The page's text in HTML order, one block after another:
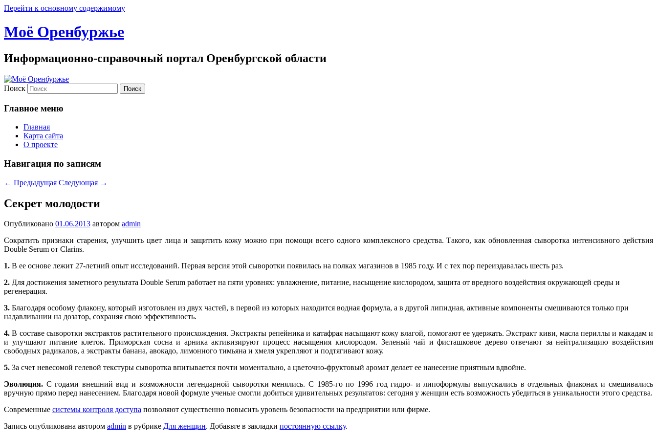
Перейти к основному содержимому
Моё Оренбуржье
Информационно-справочный портал Оренбургской области
Поиск
Главное меню
Главная
Карта сайта
О проекте
Навигация по записям
← Предыдущая Следующая →
Секрет молодости
Опубликовано 01.06.2013 автором admin
Сократить признаки старения, улучшить цвет лица и защитить кожу можно при помощи всего одного комплексного средства. Такого, как обновленная сыворотка интенсивного действия
Double Serum от Clarins.
1. В ее основе лежит 27-летний опыт исследований. Первая версия этой сыворотки появилась на полках магазинов в 1985 году. И с тех пор переиздавалась шесть раз.
2. Для достижения заметного результата Double Serum работает на пяти уровнях: увлажнение, питание, насыщение кислородом, защита от вредного воздействия окружающей среды и
регенерация.
3. Благодаря особому флакону, который изготовлен из двух частей, в первой из которых находится водная формула, а в другой липидная, активные компоненты смешиваются только при
надавливании на дозатор, сохраняя свою эффективность.
4. В составе сыворотки экстрактов растительного происхождения. Экстракты репейника и катафрая насыщают кожу влагой, помогают ее удержать. Экстракт киви, масла периллы и макадам и
и улучшают питание клеток. Приморская сосна и арника активизируют процесс насыщения кислородом. Зеленый чай и фисташковое дерево отвечают за нейтрализацию воздействия
свободных радикалов, а экстракты банана, авокадо, лимонного тимьяна и хмеля укрепляют и подтягивают кожу.
5. 3а счет невесомой гелевой текстуры сыворотка впитывается почти моментально, а цветочно-фруктовый аромат делает ее нанесение приятным вдвойне.
Эволюция. С годами внешний вид и возможности легендарной сыворотки менялись. С 1985-го по 1996 год гидро- и липоформулы выпускались в отдельных флаконах и смешивались
вручную прямо перед нанесением. Благодаря новой формуле ученые смогли добиться удивительных результатов: сегодня у женщин есть возможность убедиться в уникальности этого средства.
Современные системы контроля доступа позволяют существенно повысить уровень безопасности на предприятии или фирме.
Запись опубликована автором admin в рубрике Для женщин. Добавьте в закладки постоянную ссылку.